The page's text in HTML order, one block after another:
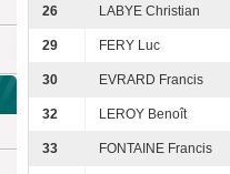
26 LABYE Christian
29 FERY Luc
30 EVRARD Francis
32 LEROY Benoît
33 FONTAINE Francis